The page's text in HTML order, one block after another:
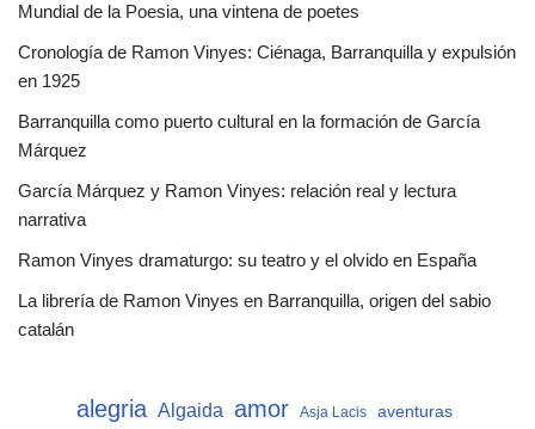
Mundial de la Poesia, una vintena de poetes
Cronología de Ramon Vinyes: Ciénaga, Barranquilla y expulsión
en 1925
Barranquilla como puerto cultural en la formación de García
Márquez
García Márquez y Ramon Vinyes: relación real y lectura
narrativa
Ramon Vinyes dramaturgo: su teatro y el olvido en España
La librería de Ramon Vinyes en Barranquilla, origen del sabio
catalán
alegria Algaida amor Asja Lacis aventuras